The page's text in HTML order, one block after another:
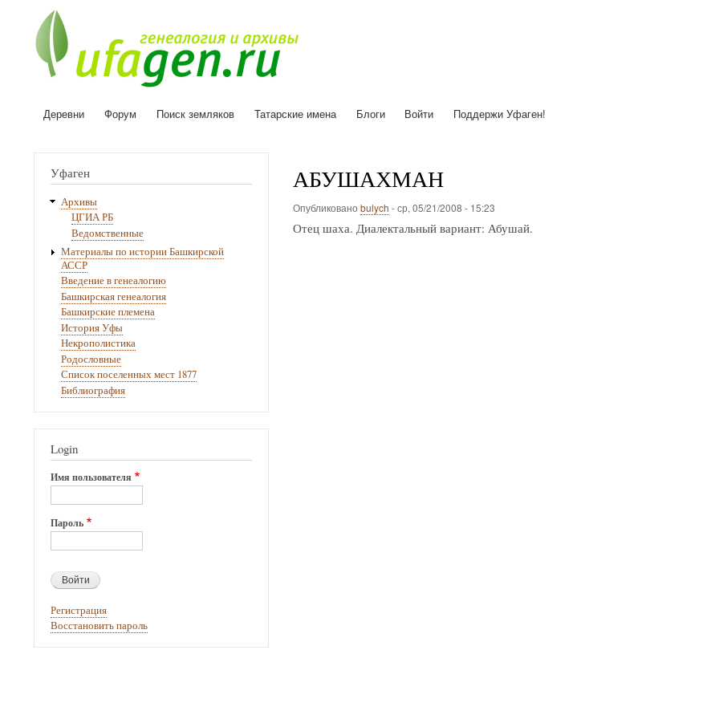
Основная
Деревни Форум Поиск земляков Татарские имена Блоги Войти Поддержи Уфаген!
АБУШАХМАН
Опубликовано bulych -ср, 05/21/2008 - 15:23
Отец шаха. Диалектальный вариант: Абушай.
Уфаген
Архивы
ЦГИА РБ
Ведомственные
Материалы по истории Башкирской
АССР
Введение в генеалогию
Башкирская генеалогия
Башкирские племена
История Уфы
Некрополистика
Родословные
Список поселенных мест 1877
Библиография
Login
Имя пользователя
Пароль
Регистрация
Восстановить пароль